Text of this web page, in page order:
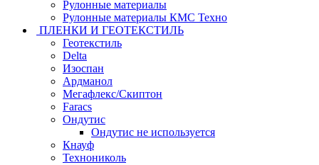
Рулонные материалы
Рулонные материалы КМС Техно
ПЛЕНКИ И ГЕОТЕКСТИЛЬ
Геотекстиль
Delta
Изоспан
Ардманол
Мегафлекс/Скиптон
Faracs
Ондутис
Ондутис не используется
Кнауф
Технониколь